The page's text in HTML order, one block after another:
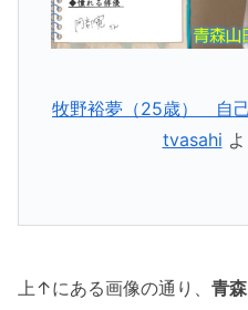
牧野裕夢（25歳） 自
tvasahi
上↑にある画像の通り、 青